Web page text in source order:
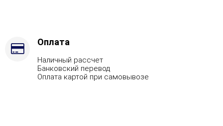
Вид
топлива
Оплата
Наличный рассчет
Банковский перевод
Оплата картой при самовывозе